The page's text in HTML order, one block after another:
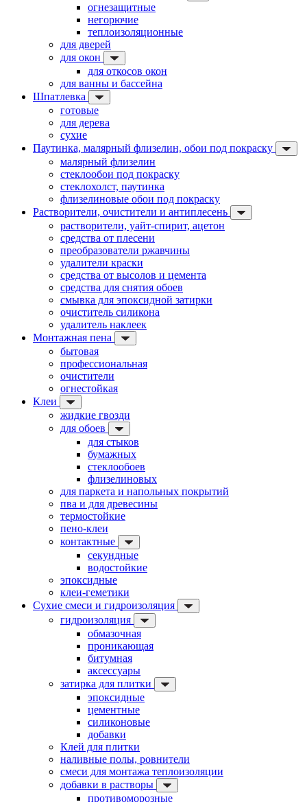
огнезащитные
негорючие
теплоизоляционные
для дверей
для окон
для откосов окон
для ванны и бассейна
Шпатлевка
готовые
для дерева
сухие
Паутинка, малярный флизелин, обои под покраску
малярный флизелин
стеклообои под покраску
стеклохолст, паутинка
флизелиновые обои под покраску
Растворители, очистители и антиплесень
растворители, уайт-спирит, ацетон
средства от плесени
преобразователи ржавчины
удалители краски
средства от высолов и цемента
средства для снятия обоев
смывка для эпоксидной затирки
очиститель силикона
удалитель наклеек
Монтажная пена
бытовая
профессиональная
очистители
огнестойкая
Клеи
жидкие гвозди
для обоев
для стыков
бумажных
стеклообоев
флизелиновых
для паркета и напольных покрытий
пва и для древесины
термостойкие
пено-клеи
контактные
секундные
водостойкие
эпоксидные
клеи-геметики
Сухие смеси и гидроизоляция
гидроизоляция
обмазочная
проникающая
битумная
аксессуары
затирка для плитки
эпоксидные
цементные
силиконовые
добавки
Клей для плитки
наливные полы, ровнители
смеси для монтажа теплоизоляции
добавки в растворы
противоморозные